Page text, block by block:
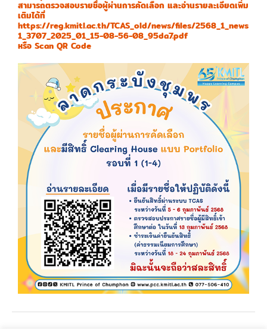
สามารถตรวจสอบรายชื่อผู้ผ่านการคัดเลือก และอ่านรายละเอียดเพิ่ม
เติมได้ที่
https://reg.kmitl.ac.th/TCAS_old/news/files/2568_1_news
1_3707_2025_01_15-08-56-08_95da7.pdf
หรือ Scan QR Code